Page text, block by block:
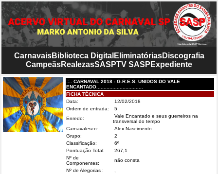
CarnavaisBiblioteca Digital EliminatóriasDiscografia
CampeãsRealezasSASPTV SASP Expediente
::.. CARNAVAL 2018 - G.R.E.S. UNIDOS DO VALE
ENCANTADO................................
FICHA TÉCNICA
Data:
12/02/2018
Ordem de entrada:
5
Enredo:
Vale Encantado e seus guerreiros na
transversal do tempo
Carnavalesco:
Alex Nascimento
Grupo:
2
Classificação:
6º
Pontuação Total:
267,1
Nº de
Componentes:
não consta
Nº de Alegorias :